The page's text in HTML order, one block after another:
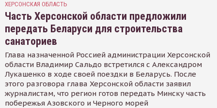
ХЕРСОНСКАЯ ОБЛАСТЬ
Часть Херсонской области предложили
передать Беларуси для строительства
санаториев
Глава назначенной Россией администрации Херсонской
области Владимир Сальдо встретился с Александром
Лукашенко в ходе своей поездки в Беларусь. После
этого разговора глава Херсонской области заявил
журналистам, что регион готов передать Минску часть
побережья Азовского и Черного морей